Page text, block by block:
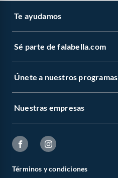
Te ayudamos
Sé parte de falabella.com
Únete a nuestros programas
Nuestras empresas
Términos y condiciones